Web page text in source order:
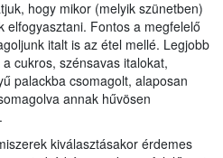
hogy mikor (melyik szünetben)
elfogyasztani. Fontos a megfelelő
italt is az étel mellé. Legjobb
cukros, szénsavas italokat,
palackba csomagolt, alaposan
annak hűvösen
kiválasztásakor érdemes